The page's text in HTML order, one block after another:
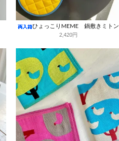
ひょっこりMEME 鍋敷きミトン
2,420円